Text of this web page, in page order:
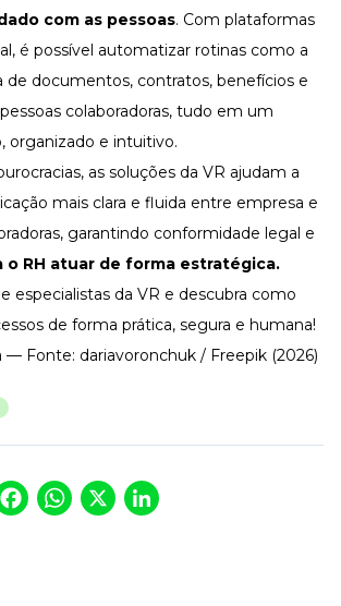
com as pessoas. Com plataformas
, é possível automatizar rotinas como a
de documentos, contratos, benefícios e
colaboradoras, tudo em um
organizado e intuitivo.
as soluções da VR ajudam a
mais clara e fluida entre empresa e
garantindo conformidade legal e
o RH atuar de forma estratégica.
especialistas da VR e descubra como
de forma prática, segura e humana!
Fonte: dariavoronchuk / Freepik (2026)
Facebook
WhatsApp
X